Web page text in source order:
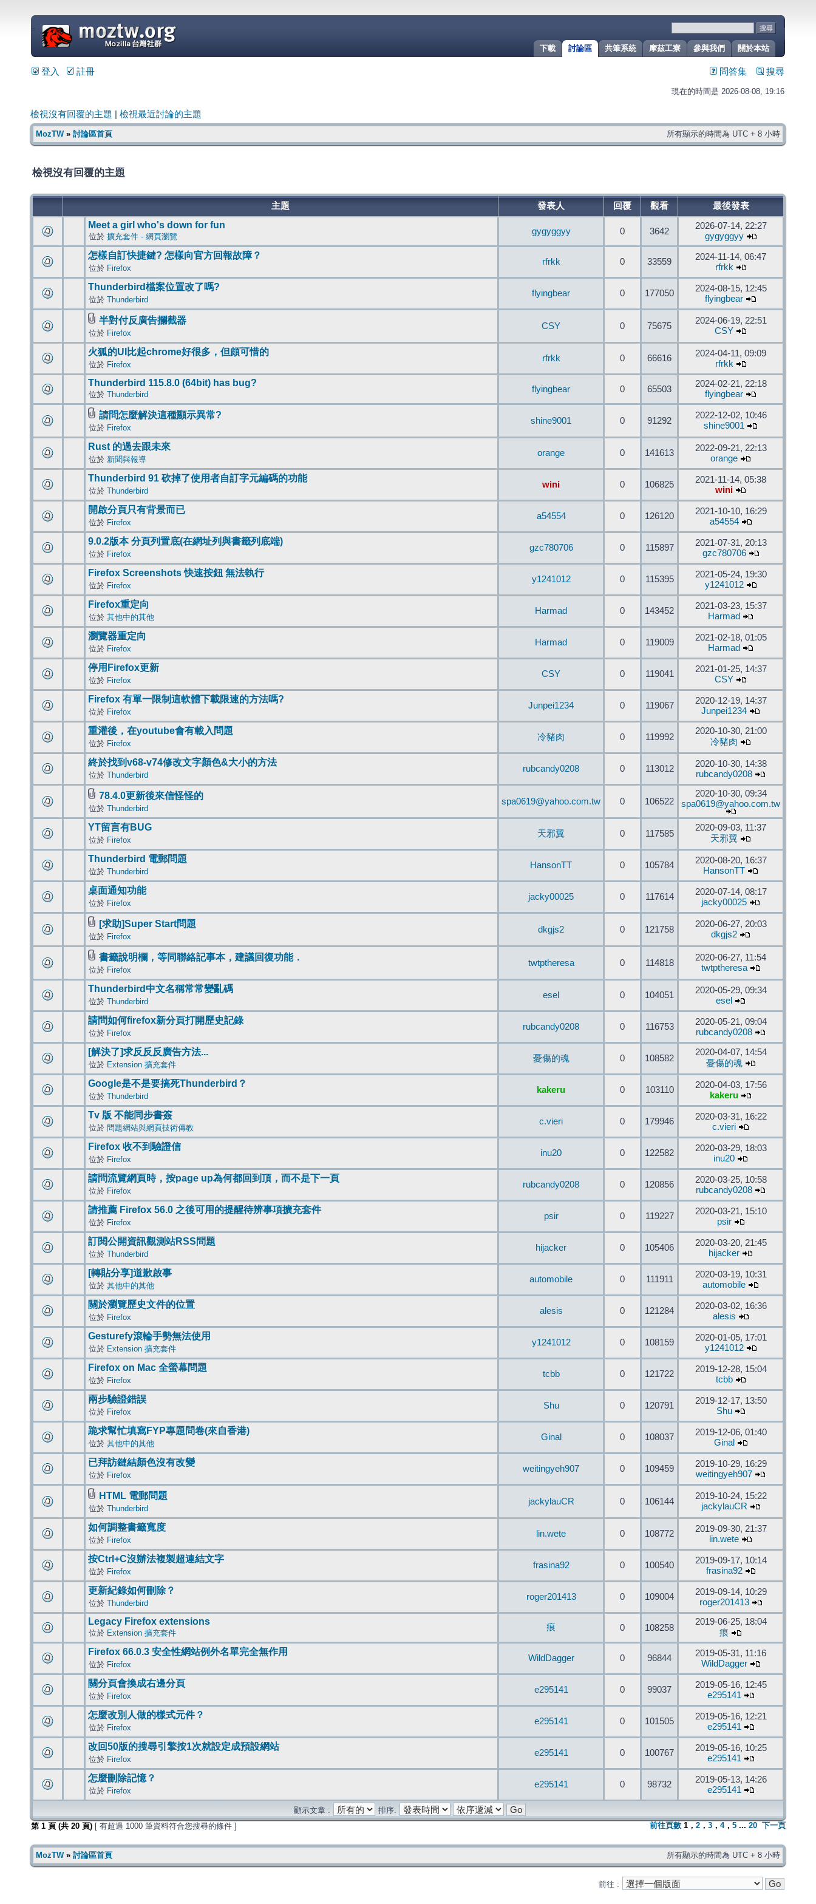
關於本站
參與我們
摩茲工寮
共筆系統
討論區
下載
=
登入 註冊 問答集 搜尋
現在的時間是 2026-08-08, 19:16
檢視沒有回覆的主題 檢視最近討論的主題
MozTW» 討論區首頁 所有顯示的時間為 UTC + 8 小時
檢視沒有回覆的主題
主題 發表人 回覆 觀看 最後發表
Meet a girl who's down for fun
位於 擴充套件 - 網頁瀏覽
gygyggyy 0 3642
2026-07-14, 22:27
gygyggyy
怎樣自訂快捷鍵? 怎樣向官方回報故障？
位於 Firefox
rfrkk 0 33559
2024-11-14, 06:47
rfrkk
Thunderbird檔案位置改了嗎?
位於 Thunderbird
flyingbear 0 177050
2024-08-15, 12:45
flyingbear
半對付反廣告攔截器
位於 Firefox
CSY 0 75675
2024-06-19, 22:51
CSY
火狐的UI比起chrome好很多，但頗可惜的
位於 Firefox
rfrkk 0 66616
2024-04-11, 09:09
rfrkk
Thunderbird 115.8.0 (64bit) has bug?
位於 Thunderbird
flyingbear 0 65503
2024-02-21, 22:18
flyingbear
請問怎麼解決這種顯示異常?
位於 Firefox
shine9001 0 91292
2022-12-02, 10:46
shine9001
Rust 的過去跟未來
位於 新聞與報導
orange 0 141613
2022-09-21, 22:13
orange
Thunderbird 91 砍掉了使用者自訂字元編碼的功能
位於 Thunderbird
wini 0 106825
2021-11-14, 05:38
wini
開啟分頁只有背景而已
位於 Firefox
a54554 0 126120
2021-10-10, 16:29
a54554
9.0.2版本 分頁列置底(在網址列與書籤列底端)
位於 Firefox
gzc780706 0 115897
2021-07-31, 20:13
gzc780706
Firefox Screenshots 快速按鈕 無法執行
位於 Firefox
y1241012 0 115395
2021-05-24, 19:30
y1241012
Firefox重定向
位於 其他中的其他
Harmad 0 143452
2021-03-23, 15:37
Harmad
瀏覽器重定向
位於 Firefox
Harmad 0 119009
2021-02-18, 01:05
Harmad
停用Firefox更新
位於 Firefox
CSY 0 119041
2021-01-25, 14:37
CSY
Firefox 有單一限制這軟體下載限速的方法嗎?
位於 Firefox
Junpei1234 0 119067
2020-12-19, 14:37
Junpei1234
重灌後，在youtube會有載入問題
位於 Firefox
冷豬肉 0 119992
2020-10-30, 21:00
冷豬肉
終於找到v68-v74修改文字顏色&大小的方法
位於 Thunderbird
rubcandy0208 0 113012
2020-10-30, 14:38
rubcandy0208
78.4.0更新後來信怪怪的
位於 Thunderbird
spa0619@yahoo.com.tw 0 106522
2020-10-30, 09:34
spa0619@yahoo.com.tw
YT留言有BUG
位於 Firefox
天邪翼 0 117585
2020-09-03, 11:37
天邪翼
Thunderbird 電郵問題
位於 Thunderbird
HansonTT 0 105784
2020-08-20, 16:37
HansonTT
桌面通知功能
位於 Firefox
jacky00025 0 117614
2020-07-14, 08:17
jacky00025
[求助]Super Start問題
位於 Firefox
dkgjs2 0 121758
2020-06-27, 20:03
dkgjs2
書籤說明欄，等同聯絡記事本，建議回復功能．
位於 Firefox
twtptheresa 0 114818
2020-06-27, 11:54
twtptheresa
Thunderbird中文名稱常常變亂碼
位於 Thunderbird
esel 0 104051
2020-05-29, 09:34
esel
請問如何firefox新分頁打開歷史記錄
位於 Firefox
rubcandy0208 0 116753
2020-05-21, 09:04
rubcandy0208
[解決了]求反反反廣告方法...
位於 Extension 擴充套件
憂傷的魂 0 108582
2020-04-07, 14:54
憂傷的魂
Google是不是要搞死Thunderbird？
位於 Thunderbird
kakeru 0 103110
2020-04-03, 17:56
kakeru
Tv 版 不能同步書簽
位於 問題網站與網頁技術傳教
c.vieri 0 179946
2020-03-31, 16:22
c.vieri
Firefox 收不到驗證信
位於 Firefox
inu20 0 122582
2020-03-29, 18:03
inu20
請問流覽網頁時，按page up為何都回到頂，而不是下一頁
位於 Firefox
rubcandy0208 0 120856
2020-03-25, 10:58
rubcandy0208
請推薦 Firefox 56.0 之後可用的提醒待辨事項擴充套件
位於 Firefox
psir 0 119227
2020-03-21, 15:10
psir
訂閱公開資訊觀測站RSS問題
位於 Thunderbird
hijacker 0 105406
2020-03-20, 21:45
hijacker
[轉貼分享]道歉啟事
位於 其他中的其他
automobile 0 111911
2020-03-19, 10:31
automobile
關於瀏覽歷史文件的位置
位於 Firefox
alesis 0 121284
2020-03-02, 16:36
alesis
Gesturefy滾輪手勢無法使用
位於 Extension 擴充套件
y1241012 0 108159
2020-01-05, 17:01
y1241012
Firefox on Mac 全螢幕問題
位於 Firefox
tcbb 0 121722
2019-12-28, 15:04
tcbb
兩步驗證錯誤
位於 Firefox
Shu 0 120791
2019-12-17, 13:50
Shu
跪求幫忙填寫FYP專題問卷(來自香港)
位於 其他中的其他
Ginal 0 108037
2019-12-06, 01:40
Ginal
已拜訪鏈結顏色沒有改變
位於 Firefox
weitingyeh907 0 109459
2019-10-29, 16:29
weitingyeh907
HTML 電郵問題
位於 Thunderbird
jackylauCR 0 106144
2019-10-24, 15:22
jackylauCR
如何調整書籤寬度
位於 Firefox
lin.wete 0 108772
2019-09-30, 21:37
lin.wete
按Ctrl+C沒辦法複製超連結文字
位於 Firefox
frasina92 0 100540
2019-09-17, 10:14
frasina92
更新紀錄如何刪除？
位於 Thunderbird
roger201413 0 109004
2019-09-14, 10:29
roger201413
Legacy Firefox extensions
位於 Extension 擴充套件
痕 0 108258
2019-06-25, 18:04
痕
Firefox 66.0.3 安全性網站例外名單完全無作用
位於 Firefox
WildDagger 0 96844
2019-05-31, 11:16
WildDagger
關分頁會換成右邊分頁
位於 Firefox
e295141 0 99037
2019-05-16, 12:45
e295141
怎麼改別人做的樣式元件？
位於 Firefox
e295141 0 101505
2019-05-16, 12:21
e295141
改回50版的搜尋引擎按1次就設定成預設網站
位於 Firefox
e295141 0 100767
2019-05-16, 10:25
e295141
怎麼刪除記憶？
位於 Firefox
e295141 0 98732
2019-05-13, 14:26
e295141
顯示文章 :
排序:
第 1 頁 (共 20 頁) [ 有超過 1000 筆資料符合您搜尋的條件 ] 前往頁數 1 ， 2 ， 3 ， 4， 5 ... 20 下一頁
MozTW» 討論區首頁 所有顯示的時間為 UTC + 8 小時
前往 :